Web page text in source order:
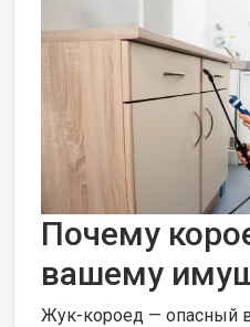
Почему
вашему
Жук-короед — опасный